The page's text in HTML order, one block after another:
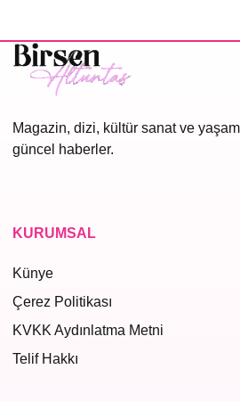
Magazin, dizi, kültür sanat ve
güncel haberler.
KURUMSAL
Künye
Çerez Politikası
KVKK Aydınlatma Metni
Telif Hakkı